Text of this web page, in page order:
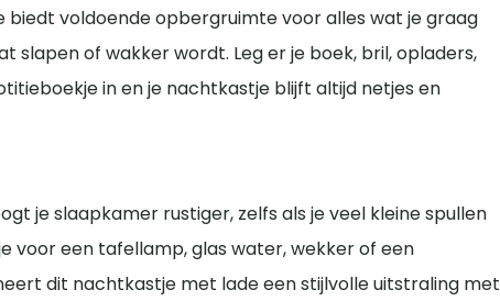
biedt voldoende opbergruimte voor alles wat je graag
slapen of wakker wordt. Leg er je boek, bril, opladers,
in en je nachtkastje blijft altijd netjes en
je slaapkamer rustiger, zelfs als je veel kleine spullen
voor een tafellamp, glas water, wekker of een
dit nachtkastje met lade een stijlvolle uitstraling met